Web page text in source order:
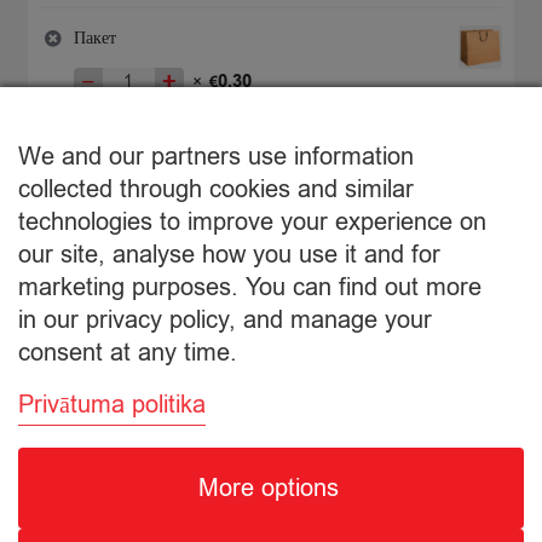
Sulas
Elmenhorster
dzēriens
14%
2
l
составляла
€2,19.
Пакет
−
Количество
Пакет
+ × €0,30
Подытог: €2,49
Просмотр корзины
Оформление заказа
© Citro Ventspils 2026
We and our partners use information
collected through cookies and similar
technologies to improve your experience on
our site, analyse how you use it and for
marketing purposes. You can find out more
in our privacy policy, and manage your
consent at any time.
Privātuma politika
More options